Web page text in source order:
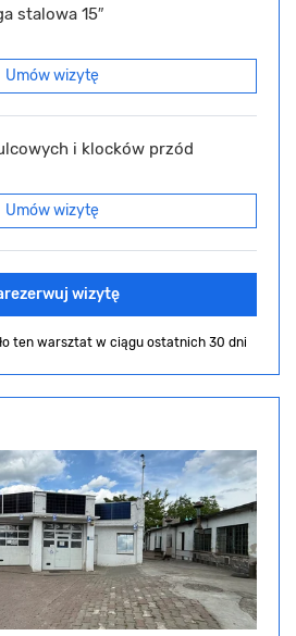
stalowa 15″
Umów wizytę
i klocków przód
Umów wizytę
wizytę
ten warsztat w ciągu ostatnich 30 dni